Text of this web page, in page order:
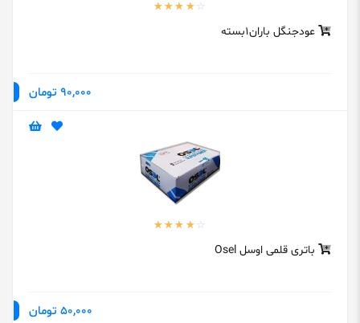
عودجنگل باران1بسته
90,000 تومان
باتری قلمی اوسل Osel
50,000 تومان